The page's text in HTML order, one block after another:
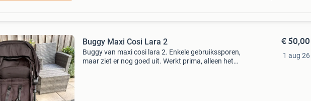
Buggy Maxi Cosi Lara 2
Buggy van maxi cosi lara 2. Enkele gebruikssporen,
maar ziet er nog goed uit. Werkt prima, alleen het
€ 50,00
1 aug 26